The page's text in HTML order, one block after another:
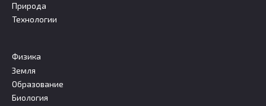
Природа
Технологии
Физика
Земля
Образование
Биология